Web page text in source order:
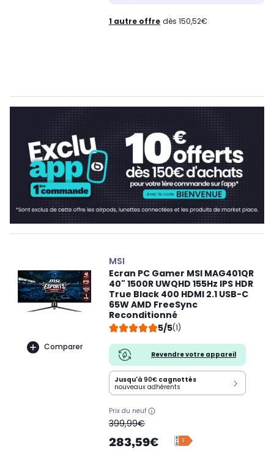
1 autre offre dès 150,52€
Comparer
MSI
Ecran PC Gamer MSI MAG401QR
40" 1500R UWQHD 155Hz IPS HDR
True Black 400 HDMI 2.1 USB-C
65W AMD FreeSync
Reconditionné
5/5(1)
Revendre votre appareil
Jusqu'à 90€ cagnottés
nouveaux adhérents
Prix du neuf
oldPrice
399,99€
283,59€